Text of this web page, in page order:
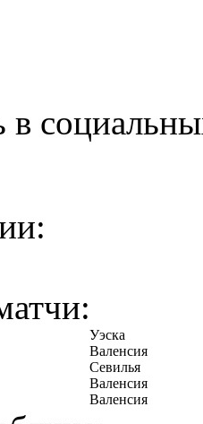
в
Уэска
Валенсия
Севилья
Валенсия
Валенсия